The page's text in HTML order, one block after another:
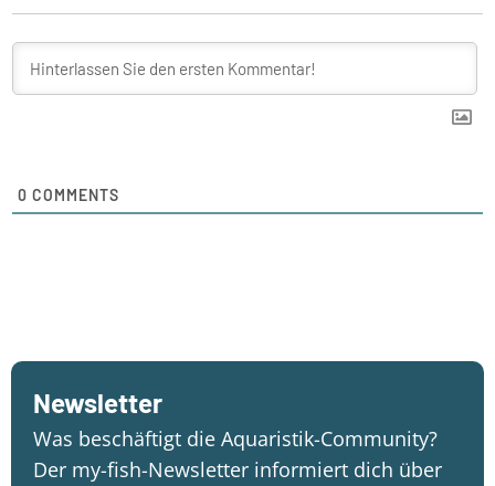
0 COMMENTS
Newsletter
Was beschäftigt die Aquaristik-Community?
Der my-fish-Newsletter informiert dich über